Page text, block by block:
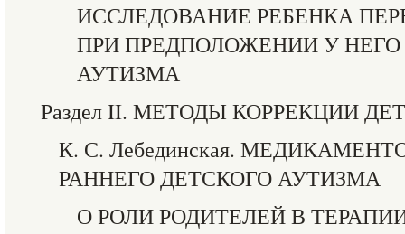
ИССЛЕДОВАНИЕ РЕБЕНКА
ПРИ ПРЕДПОЛОЖЕНИИ У НЕГО
АУТИЗМА
Раздел II. МЕТОДЫ КОРРЕКЦИИ
К. С. Лебединская.
РАННЕГО ДЕТСКОГО АУТИЗМА
О РОЛИ РОДИТЕЛЕЙ В